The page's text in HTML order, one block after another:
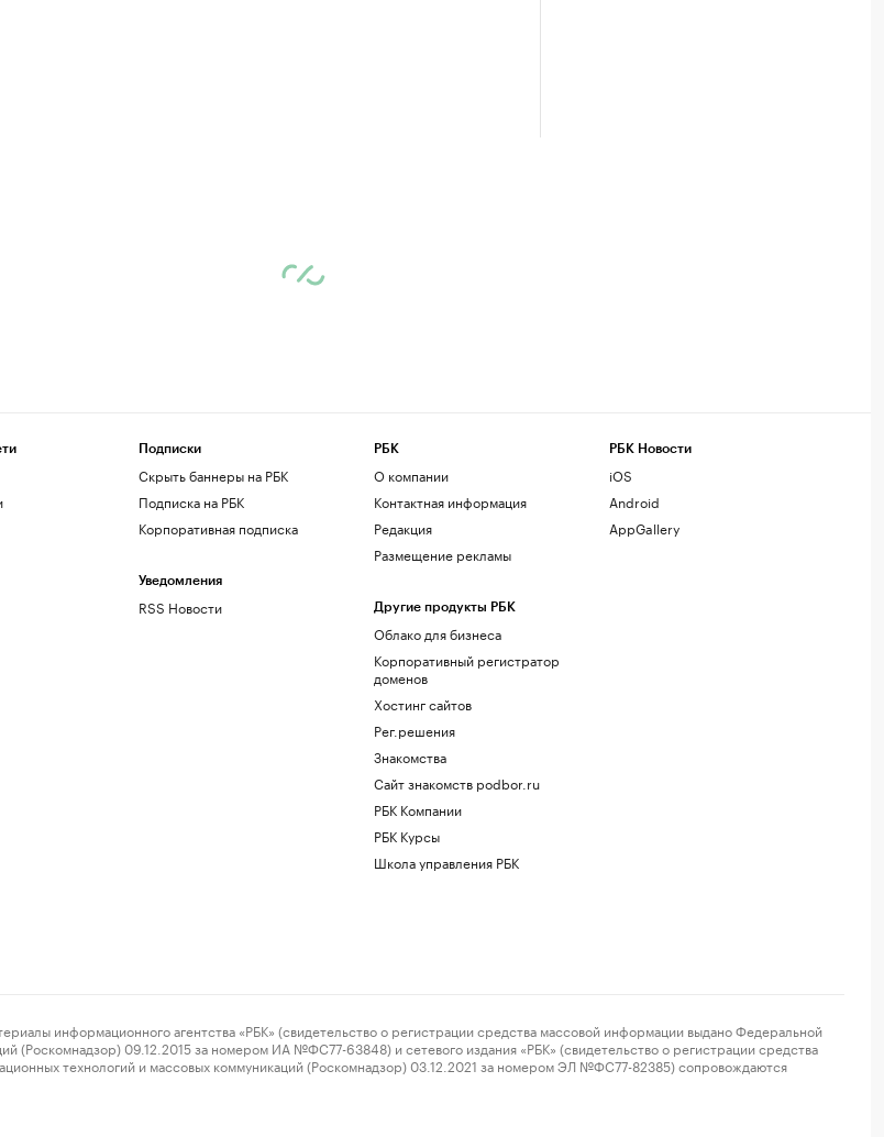
Подписки
Скрыть баннеры на РБК
Подписка на РБК
Корпоративная подписка
Уведомления
RSS Новости
РБК
О компании
Контактная информация
Редакция
Размещение рекламы
Другие продукты РБК
Облако для бизнеса
Корпоративный регистратор
доменов
Хостинг сайтов
Рег.решения
Знакомства
Сайт знакомств podbor.ru
РБК Компании
РБК Курсы
Школа управления РБК
РБК Новости
iOS
Android
AppGallery
агентства «РБК» (свидетельство о регистрации средства массовой информации выдано Федеральной
(Роскомнадзор) 09.12.2015 за номером ИА №ФС77-63848) и сетевого издания «РБК» (свидетельство о регистрации средства
технологий и массовых коммуникаций (Роскомнадзор) 03.12.2021 за номером ЭЛ №ФС77-82385) сопровождаются